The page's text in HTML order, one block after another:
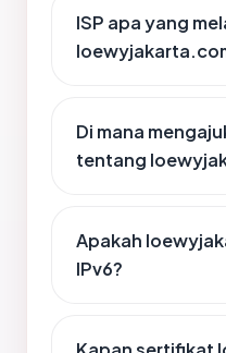
ISP apa yang
Di mana
tentang
Apakah
IPv6?